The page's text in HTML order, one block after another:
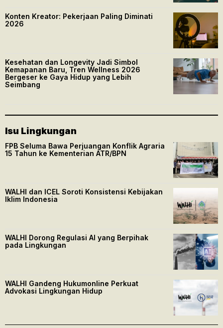
Konten Kreator: Pekerjaan Paling Diminati
2026
Kesehatan dan Longevity Jadi Simbol
Kemapanan Baru, Tren Wellness 2026
Bergeser ke Gaya Hidup yang Lebih
Seimbang
Isu Lingkungan
FPB Seluma Bawa Perjuangan Konflik Agraria
15 Tahun ke Kementerian ATR/BPN
WALHI dan ICEL Soroti Konsistensi Kebijakan
Iklim Indonesia
WALHI Dorong Regulasi AI yang Berpihak
pada Lingkungan
WALHI Gandeng Hukumonline Perkuat
Advokasi Lingkungan Hidup